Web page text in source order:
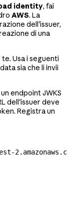
identity, fai
AWS. La
dell'issuer,
di una
Usa i seguenti
sia che li invii
endpoint JWKS
dell'issuer deve
Registra un